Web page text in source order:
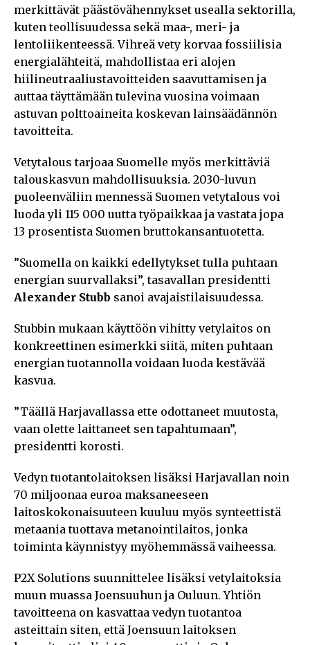
merkittävät päästövähennykset usealla sektorilla,
kuten teollisuudessa sekä maa-, meri- ja
lentoliikenteessä. Vihreä vety korvaa fossiilisia
energialähteitä, mahdollistaa eri alojen
hiilineutraaliustavoitteiden saavuttamisen ja
auttaa täyttämään tulevina vuosina voimaan
astuvan polttoaineita koskevan lainsäädännön
tavoitteita.
Vetytalous tarjoaa Suomelle myös merkittäviä
talouskasvun mahdollisuuksia. 2030-luvun
puoleenväliin mennessä Suomen vetytalous voi
luoda yli 115 000 uutta työpaikkaa ja vastata jopa
13 prosentista Suomen bruttokansantuotetta.
”Suomella on kaikki edellytykset tulla puhtaan
energian suurvallaksi”, tasavallan presidentti
Alexander Stubb sanoi avajaistilaisuudessa.
Stubbin mukaan käyttöön vihitty vetylaitos on
konkreettinen esimerkki siitä, miten puhtaan
energian tuotannolla voidaan luoda kestävää
kasvua.
”Täällä Harjavallassa ette odottaneet muutosta,
vaan olette laittaneet sen tapahtumaan”,
presidentti korosti.
Vedyn tuotantolaitoksen lisäksi Harjavallan noin
70 miljoonaa euroa maksaneeseen
laitoskokonaisuuteen kuuluu myös synteettistä
metaania tuottava metanointilaitos, jonka
toiminta käynnistyy myöhemmässä vaiheessa.
P2X Solutions suunnittelee lisäksi vetylaitoksia
muun muassa Joensuuhun ja Ouluun. Yhtiön
tavoitteena on kasvattaa vedyn tuotantoa
asteittain siten, että Joensuun laitoksen